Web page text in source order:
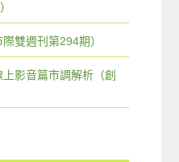
雙週刊第294期）
影音篇市調解析（創